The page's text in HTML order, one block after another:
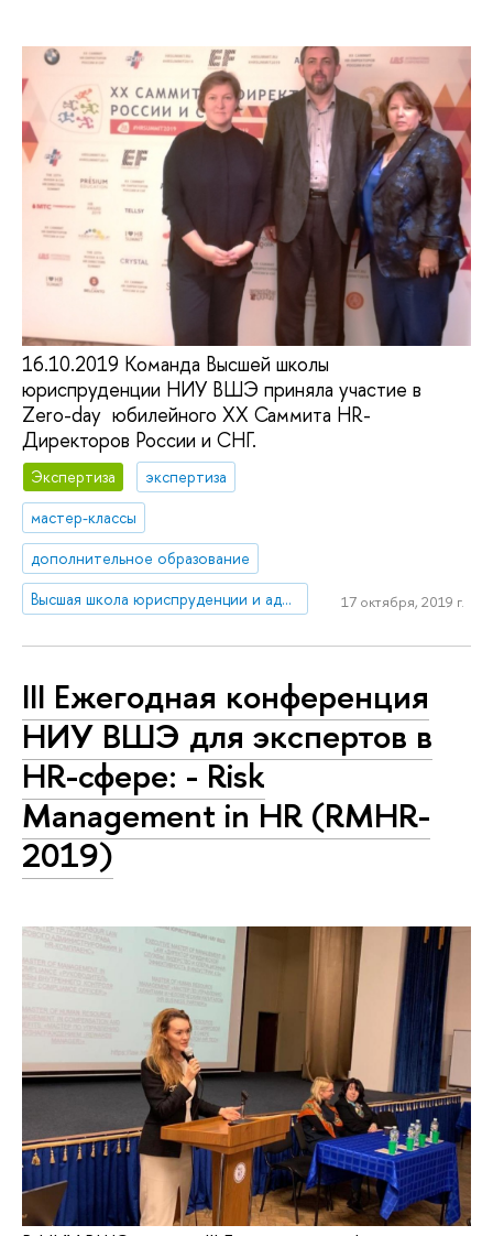
16.10.2019 Команда Высшей школы
юриспруденции НИУ ВШЭ приняла участие в
Zero-day юбилейного XX Саммита HR-
Директоров России и СНГ.
Экспертиза
экспертиза
мастер-классы
дополнительное образование
Высшая школа юриспруденции и администрирования
17 октября, 2019 г.
III Ежегодная конференция
НИУ ВШЭ для экспертов в
HR-сфере: - Risk
Management in HR (RMHR-
2019)